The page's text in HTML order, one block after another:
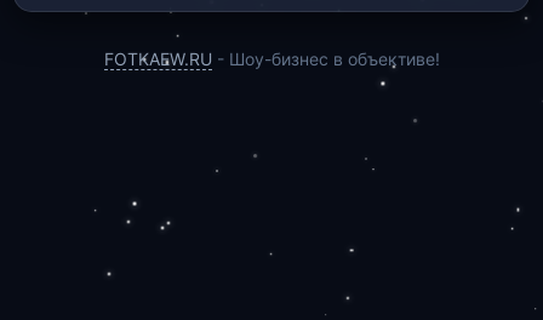
FOTKAEW.RU - Шоу-бизнес в объективе!